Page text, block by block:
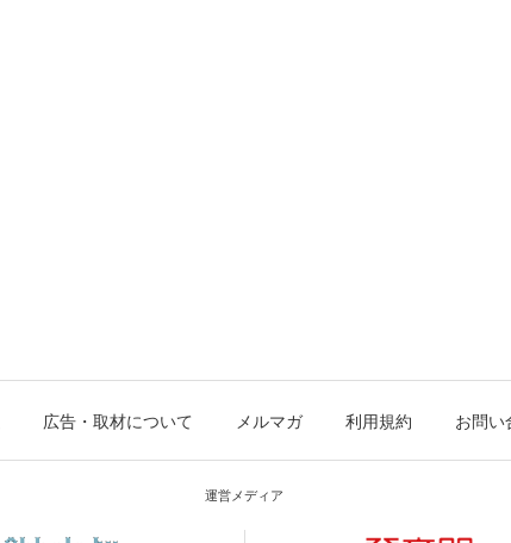
広告・取材について メルマガ 利用規約 お問い
運営メディア